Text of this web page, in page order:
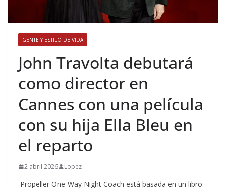
GENTE Y ESTILO DE VIDA
​John Travolta debutará
como director en
Cannes con una película
con su hija Ella Bleu en
el reparto
2 abril 2026 Lopez
Propeller One-Way Night Coach está basada en un libro